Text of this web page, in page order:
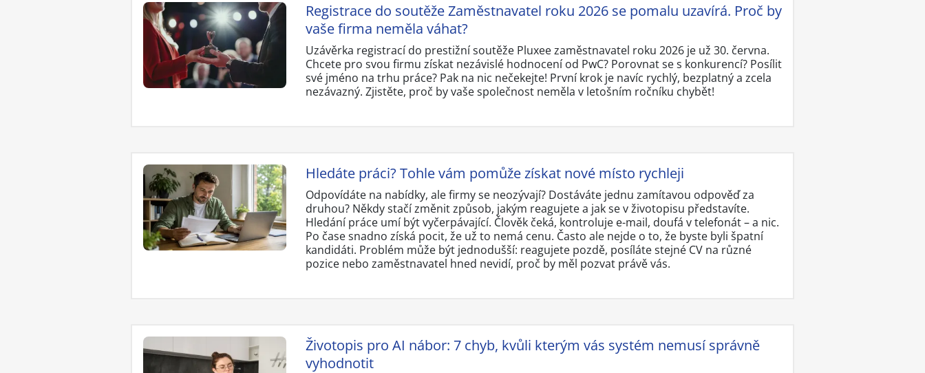
Registrace do soutěže Zaměstnavatel roku 2026 se pomalu uzavírá. Proč by
vaše firma neměla váhat?
Uzávěrka registrací do prestižní soutěže Pluxee zaměstnavatel roku 2026 je už 30. června.
Chcete pro svou firmu získat nezávislé hodnocení od PwC? Porovnat se s konkurencí? Posílit
své jméno na trhu práce? Pak na nic nečekejte! První krok je navíc rychlý, bezplatný a zcela
nezávazný. Zjistěte, proč by vaše společnost neměla v letošním ročníku chybět!
Hledáte práci? Tohle vám pomůže získat nové místo rychleji
Odpovídáte na nabídky, ale firmy se neozývají? Dostáváte jednu zamítavou odpověď za
druhou? Někdy stačí změnit způsob, jakým reagujete a jak se v životopisu představíte.
Hledání práce umí být vyčerpávající. Člověk čeká, kontroluje e-mail, doufá v telefonát – a nic.
Po čase snadno získá pocit, že už to nemá cenu. Často ale nejde o to, že byste byli špatní
kandidáti. Problém může být jednodušší: reagujete pozdě, posíláte stejné CV na různé
pozice nebo zaměstnavatel hned nevidí, proč by měl pozvat právě vás.
Životopis pro AI nábor: 7 chyb, kvůli kterým vás systém nemusí správně
vyhodnotit